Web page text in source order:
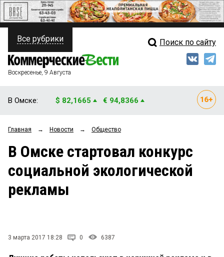
ПОЛИТИКА
ФИНАНСЫ
ОБЩЕСТВО
ЗАКОН
НОВОСТИ КОМПАНИЙ
Свежий выпуск
Рейтинги
Блоги
Все рубрики Поиск по сайту
Воскресенье, 9 Августа
В Омске: $ 82,1665 € 94,8366
Главная → Новости → Общество
В Омске стартовал конкурс
социальной экологической
рекламы
3 марта 2017 18:28 0 6387